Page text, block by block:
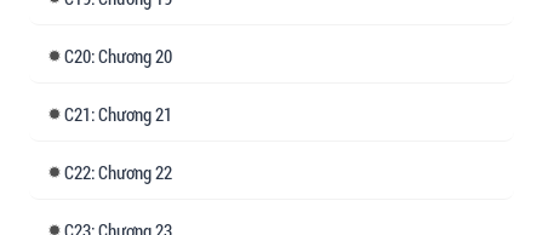
20: Chương 20
21: Chương 21
22: Chương 22
23: Chương 23